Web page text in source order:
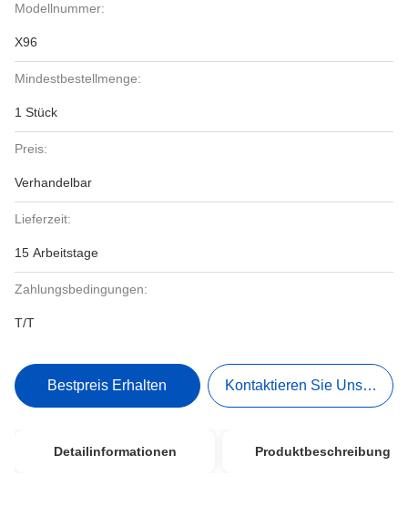
Modellnummer:
X96
Mindestbestellmenge:
1 Stück
Preis:
Verhandelbar
Lieferzeit:
15 Arbeitstage
Zahlungsbedingungen:
T/T
Bestpreis Erhalten Kontaktieren Sie Uns Jetzt
Detailinformationen Produktbeschreibung